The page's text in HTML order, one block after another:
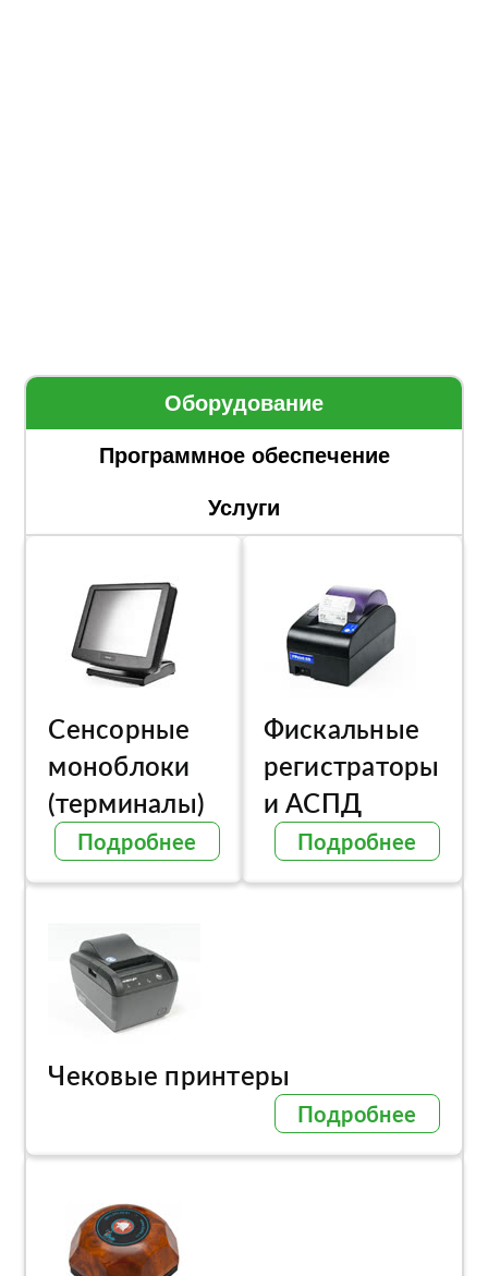
Оборудование
Программное обеспечение
Услуги
Сенсорные
моноблоки
(терминалы)
Подробнее
Фискальные
регистраторы
и АСПД
Подробнее
Чековые принтеры
Подробнее